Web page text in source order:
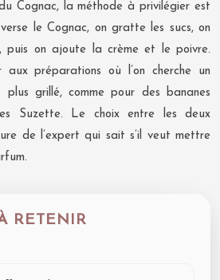
Cognac, la méthode à privilégier est
le Cognac, on gratte les sucs, on
puis on ajoute la crème et le poivre.
préparations où l’on cherche un
grillé, comme pour des bananes
Suzette. Le choix entre les deux
de l’expert qui sait s’il veut mettre
RETENIR